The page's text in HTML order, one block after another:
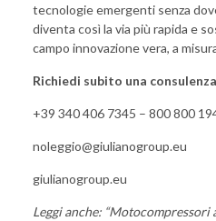
tecnologie emergenti senza
diventa così la via più rapida e
campo innovazione vera, a
Richiedi subito una
+39 340 406 7345 – 800 800
noleggio@giulianogroup.eu
giulianogroup.eu
Leggi anche: “Motocompressori